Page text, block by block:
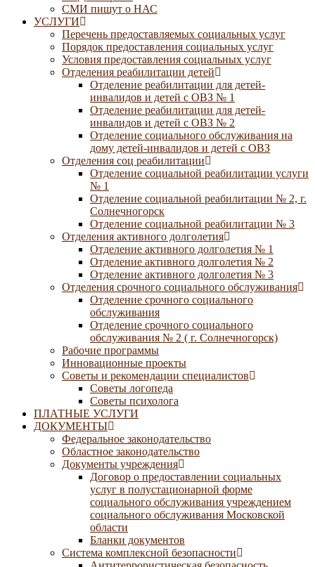
СМИ пишут о НАС
УСЛУГИ
Перечень предоставляемых социальных услуг
Порядок предоставления социальных услуг
Условия предоставления социальных услуг
Отделения реабилитации детей
Отделение реабилитации для детей-
инвалидов и детей с ОВЗ № 1
Отделение реабилитации для детей-
инвалидов и детей с ОВЗ № 2
Отделение социального обслуживания на
дому детей-инвалидов и детей с ОВЗ
Отделения соц реабилитации
Отделение социальной реабилитации услуги
№ 1
Отделение социальной реабилитации № 2, г.
Солнечногорск
Отделение социальной реабилитации № 3
Отделения активного долголетия
Отделение активного долголетия № 1
Отделение активного долголетия № 2
Отделение активного долголетия № 3
Отделения срочного социального обслуживания
Отделение срочного социального
обслуживания
Отделение срочного социального
обслуживания № 2 ( г. Солнечногорск)
Рабочие программы
Инновационные проекты
Советы и рекомендации специалистов
Советы логопеда
Советы психолога
ПЛАТНЫЕ УСЛУГИ
ДОКУМЕНТЫ
Федеральное законодательство
Областное законодательство
Документы учреждения
Договор о предоставлении социальных
услуг в полустационарной форме
социального обслуживания учреждением
социального обслуживания Московской
области
Бланки документов
Система комплексной безопасности